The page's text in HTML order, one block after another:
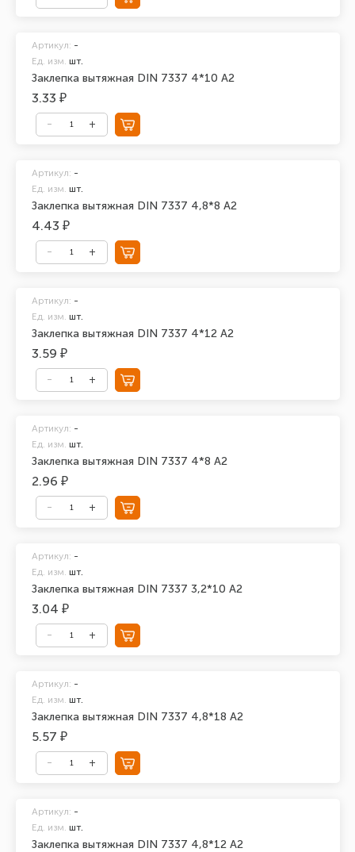
Заклепка вытяжная DIN 7337 4*10 А2
Артикул: -
Ед. изм. шт.
3.33 ₽
Заклепка вытяжная DIN 7337 4,8*8 А2
Артикул: -
Ед. изм. шт.
4.43 ₽
Заклепка вытяжная DIN 7337 4*12 А2
Артикул: -
Ед. изм. шт.
3.59 ₽
Заклепка вытяжная DIN 7337 4*8 А2
Артикул: -
Ед. изм. шт.
2.96 ₽
Заклепка вытяжная DIN 7337 3,2*10 А2
Артикул: -
Ед. изм. шт.
3.04 ₽
Заклепка вытяжная DIN 7337 4,8*18 А2
Артикул: -
Ед. изм. шт.
5.57 ₽
Заклепка вытяжная DIN 7337 4,8*12 А2
Артикул: -
Ед. изм. шт.